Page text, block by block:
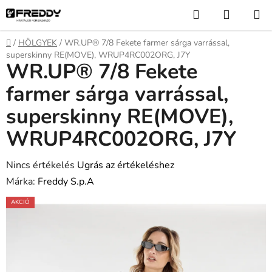
Ugrás
fő
tartalomhoz
KeresésKOSÁR
Kezdőlap
/ HÖLGYEK / WR.UP® 7/8 Fekete farmer sárga varrással,
superskinny RE(MOVE), WRUP4RC002ORG, J7Y
WR.UP® 7/8 Fekete
farmer sárga varrással,
superskinny RE(MOVE),
WRUP4RC002ORG, J7Y
A
termék
átlagos
Nincs értékelés Ugrás az értékeléshez
Márka: Freddy S.p.A
AKCIÓ